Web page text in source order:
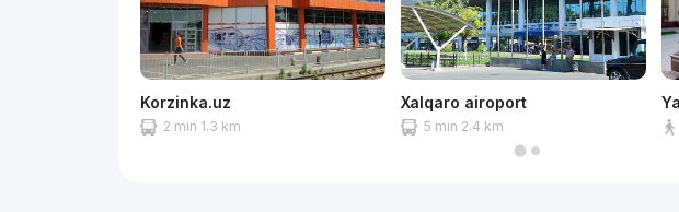
Korzinka.uz
2 min 1.3 km
Xalqaro airoport
5 min 2.4 km